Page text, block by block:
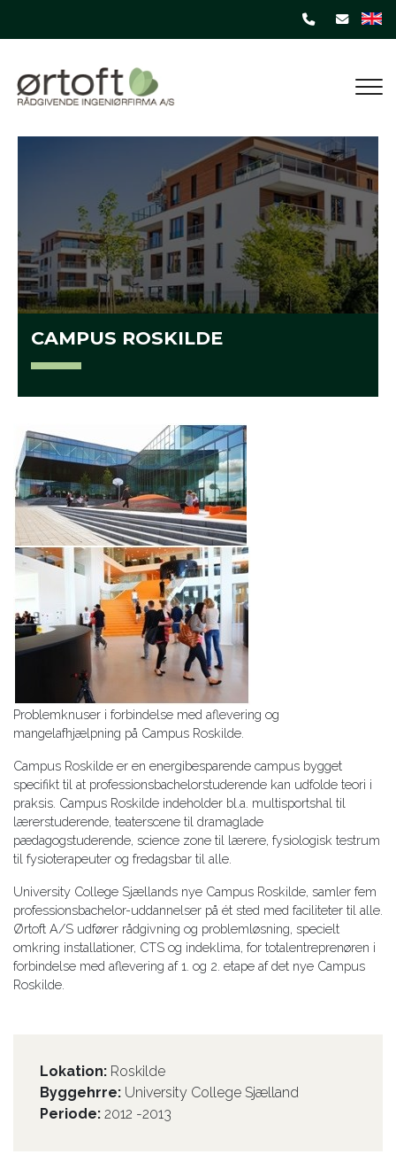
CAMPUS ROSKILDE​
Problemknuser i forbindelse med aflevering og
mangelafhjælpning på Campus Roskilde.
Campus Roskilde er en energibesparende campus bygget
specifikt til at professionsbachelorstuderende kan udfolde teori i
praksis. Campus Roskilde indeholder bl.a. multisportshal til
lærerstuderende, teaterscene til dramaglade
pædagogstuderende, science zone til lærere, fysiologisk testrum
til fysioterapeuter og fredagsbar til alle.
University College Sjællands nye Campus Roskilde, samler fem
professionsbachelor-uddannelser på ét sted med faciliteter til alle.
Ørtoft A/S udfører rådgivning og problemløsning, specielt
omkring installationer, CTS og indeklima, for totalentreprenøren i
forbindelse med aflevering af 1. og 2. etape af det nye Campus
Roskilde.
Lokation: Roskilde
Byggehrre: University College Sjælland
Periode: ​2012 -2013